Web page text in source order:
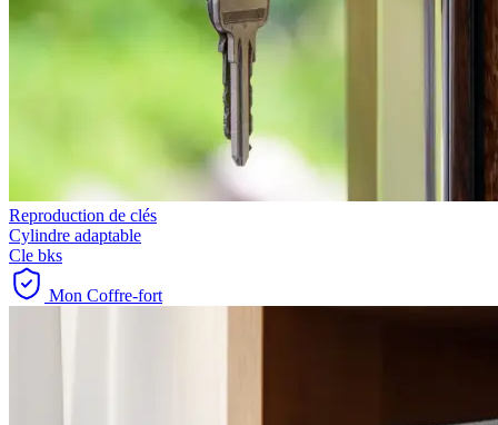
Reproduction de clés
Cylindre adaptable
Cle bks
Mon Coffre-fort